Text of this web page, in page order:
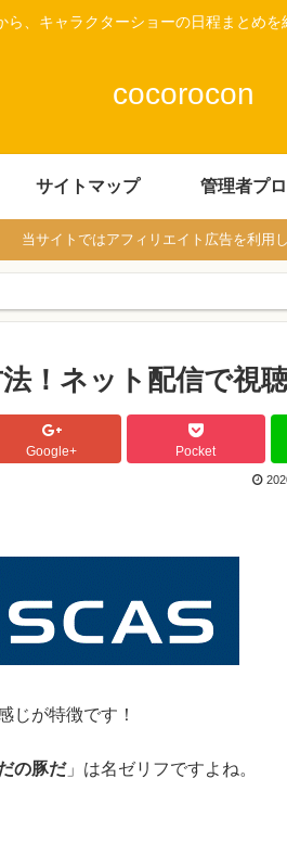
ら、キャラクターショーの日程まとめを
cocorocon
サイトマップ 管理者プ
当サイトではアフィリエイト広告を利用
！ネット配信で視
Google+ Pocket
じが特徴です！
の豚だ」は名ゼリフですよね。